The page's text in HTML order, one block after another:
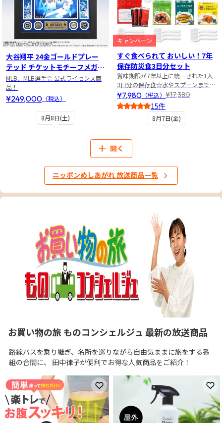
8月8日(土)
大谷翔平 24金ゴールドプレー
テッド チケットモチーフメガフ
ォトミント
MLB、MLB選手会 公式ライセンス商
品！
¥249,000 （税込）
8月7日(金)
キャンペーン
すぐ食べられて おいしい！7年
保存防災食3日分セット
賞味期限が7年以上に統一された1人
3日分の保存食☆水やスプーンまでセ
ット
¥7,980 （税込） ¥17,380
15件
開く
ニッポンめしあがれ 放送商品一覧
お買い物の旅 ものコンシェルジュ 最新の放送商品
路線バスを乗り継ぎ、名所を巡りながら自由気ままに旅をする番
組の合間に、 田中律子が便利でお得な人気商品をご紹介！
お気に入りに登録 お